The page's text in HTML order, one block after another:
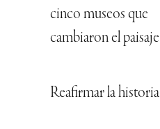
cinco museos que
cambiaron el paisaje
Reafirmar la historia